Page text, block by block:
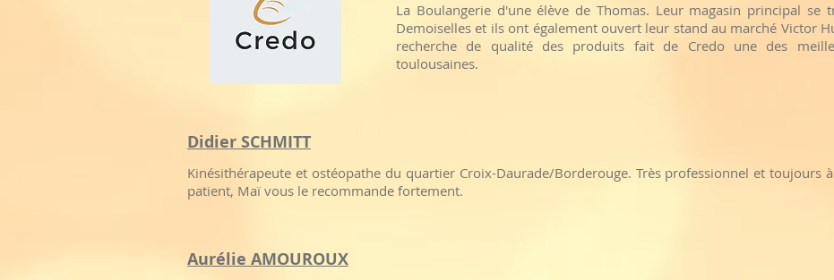
La Boulangerie d'une élève de Thomas. Leur magasin principal se
Demoiselles et ils ont également ouvert leur stand au marché Victor
recherche de qualité des produits fait de Credo une des
toulousaines.
Didier SCHMITT
Kinésithérapeute et ostéopathe du quartier Croix-Daurade/Borderouge. Très professionnel et toujours
patient, Maï vous le recommande fortement.
Aurélie AMOUROUX